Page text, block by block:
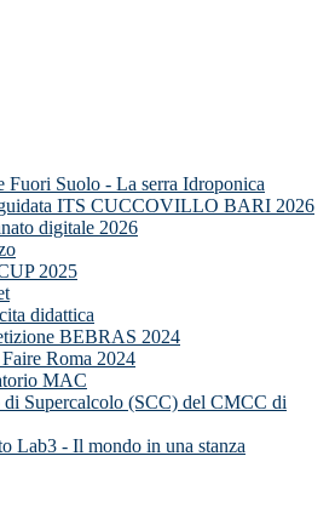
Fuori Suolo - La serra Idroponica
ITS CUCCOVILLO BARI 2026
digitale 2026
2025
didattica
BEBRAS 2024
Roma 2024
MAC
di Supercalcolo (SCC) del CMCC di
Lab3 - Il mondo in una stanza